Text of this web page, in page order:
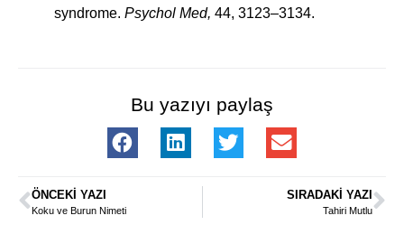
syndrome. Psychol Med, 44, 3123–3134.
Bu yazıyı paylaş
ÖNCEKI YAZI
Koku ve Burun Nimeti
SIRADAKI YAZI
Tahiri Mutlu